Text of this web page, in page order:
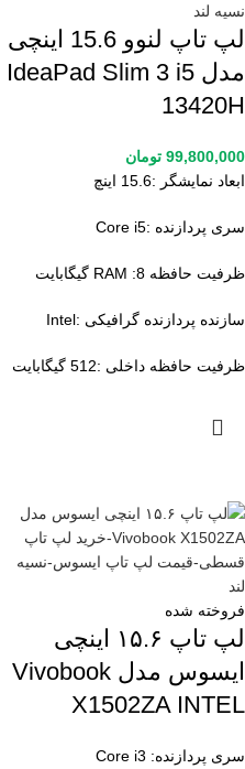
لپ تاپ لنوو 15.6 اینچی
مدل IdeaPad Slim 3 i5
13420H
99,800,000 تومان
ابعاد نمایشگر :15.6 اینچ
سری پردازنده :Core i5
ظرفیت حافظه RAM :8 گیگابایت
سازنده پردازنده گرافیکی :Intel
ظرفیت حافظه داخلی :512 گیگابایت
فروخته شده
لپ تاپ ۱۵.۶ اینچی
ایسوس مدل Vivobook
X1502ZA INTEL
سری پردازنده: